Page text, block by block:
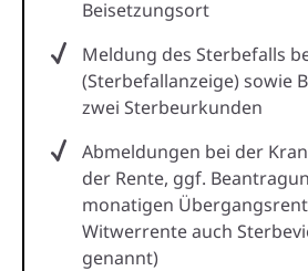
Beisetzungsort
Meldung des Sterbefalls
(Sterbefallanzeige) sowie
zwei Sterbeurkunden
Abmeldungen bei der
der Rente, ggf.
monatigen
Witwerrente auch
genannt)